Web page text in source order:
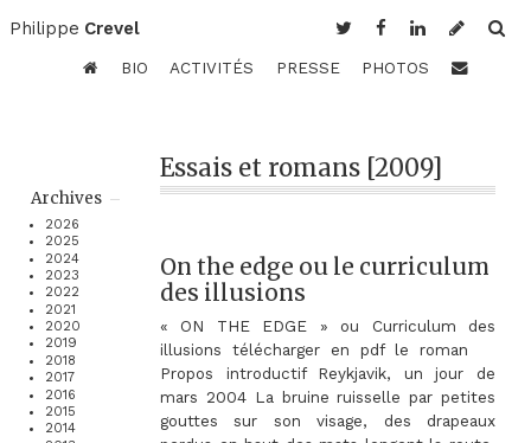
Philippe Crevel
BIO ACTIVITÉS PRESSE PHOTOS
Archives
2026
2025
2024
2023
2022
2021
2020
2019
2018
2017
2016
2015
2014
Essais et romans [2009]
On the edge ou le curriculum
des illusions
« ON THE EDGE » ou Curriculum des
illusions télécharger en pdf le roman
Propos introductif Reykjavik, un jour de
mars 2004 La bruine ruisselle par petites
gouttes sur son visage, des drapeaux